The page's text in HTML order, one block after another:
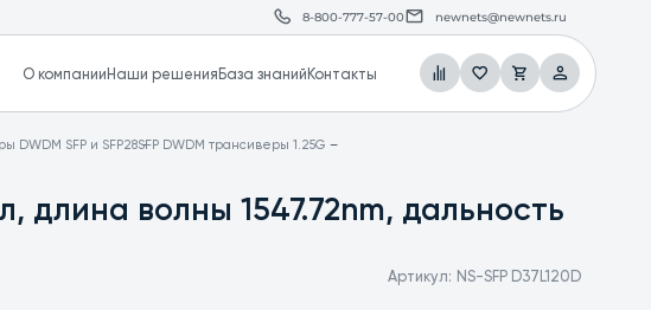
8-800-777-57-00 newnets@newnets.ru
О компании Наши решения База знаний Контакты
DWDM SFP и SFP28SFP DWDM трансиверы 1.25G
длина волны 1547.72nm, дальность
Артикул: NS-SFP D37L120D